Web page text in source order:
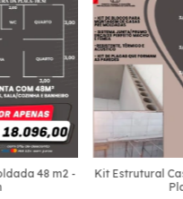
48 m2 -
Kit Estrutural